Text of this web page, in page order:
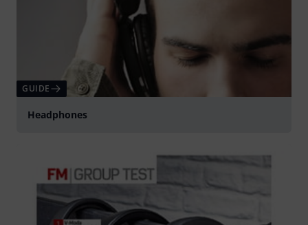
GUIDE
Headphones